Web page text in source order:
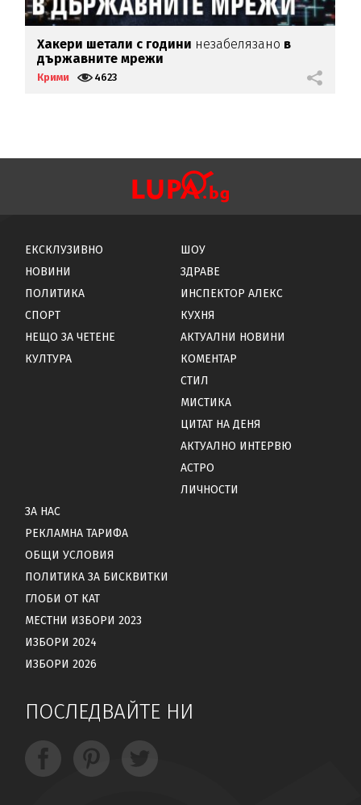
Хакери шетали с години незабелязано в
държавните мрежи
Крими 4623
ЕКСКЛУЗИВНО
НОВИНИ
ПОЛИТИКА
СПОРТ
НЕЩО ЗА ЧЕТЕНЕ
КУЛТУРА
ШОУ
ЗДРАВЕ
ИНСПЕКТОР АЛЕКС
КУХНЯ
АКТУАЛНИ НОВИНИ
КОМЕНТАР
СТИЛ
МИСТИКА
ЦИТАТ НА ДЕНЯ
АКТУАЛНО ИНТЕРВЮ
АСТРО
ЛИЧНОСТИ
ЗА НАС
РЕКЛАМНА ТАРИФА
ОБЩИ УСЛОВИЯ
ПОЛИТИКА ЗА БИСКВИТКИ
ГЛОБИ ОТ КАТ
МЕСТНИ ИЗБОРИ 2023
ИЗБОРИ 2024
ИЗБОРИ 2026
ПОСЛЕДВАЙТЕ НИ